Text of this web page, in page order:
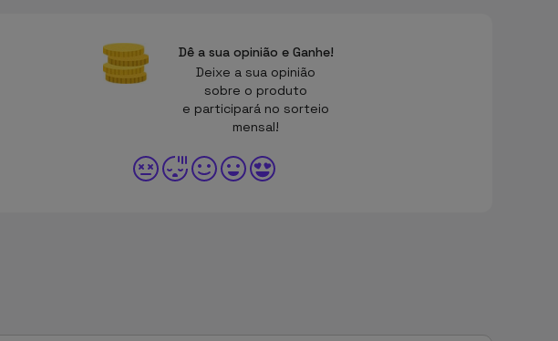
Dê a sua opinião e Ganhe!
Deixe a sua opinião
sobre o produto
e participará no sorteio
mensal!